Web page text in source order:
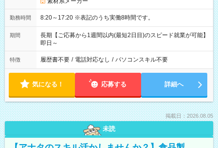
勤務時間 8:20～17:20 ※表記のうち実働8時間です。
期間
長期【ご応募から1週間以内(最短2日目)のスピード就業が可能】
即日～
特徴 履歴書不要 / 電話対応なし / パソコンスキル不要
気になる！ 応募する 詳細へ
掲載日：2026.08.05
未読